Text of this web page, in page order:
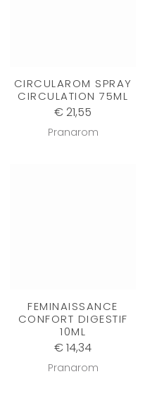
CIRCULAROM SPRAY
CIRCULATION 75ML
€ 21,55
Pranarom
FEMINAISSANCE
CONFORT DIGESTIF
10ML
€ 14,34
Pranarom